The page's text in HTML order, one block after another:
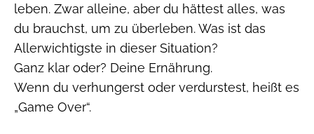
leben. Zwar alleine, aber du hättest alles, was
du brauchst, um zu überleben. Was ist das
Allerwichtigste in dieser Situation?
Ganz klar oder? Deine Ernährung.
Wenn du verhungerst oder verdurstest, heißt es
„Game Over“.